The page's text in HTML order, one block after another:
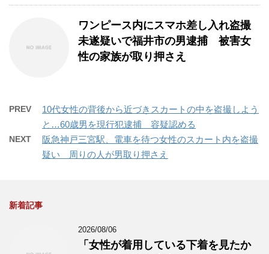
ワンピース内にスマホ差し入れ盗撮
未遂疑いで福井市の男逮捕 被害女
性の家族が取り押さえ
PREV
10代女性の背後から近づきスカートの中を盗撮しよう
と…60歳男を現行犯逮捕 容疑認める
NEXT
阪急神戸三宮駅、電車を待つ女性のスカート内を盗撮
疑い 周りの人が男取り押さえ
新着記事
2026/08/06
「女性が着用している下着を見たか